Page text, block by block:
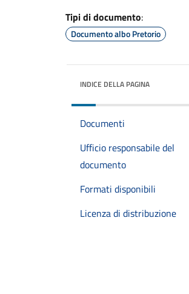
Tipi di documento:
Documento albo Pretorio
INDICE DELLA PAGINA
Documenti
Ufficio responsabile del
documento
Formati disponibili
Licenza di distribuzione